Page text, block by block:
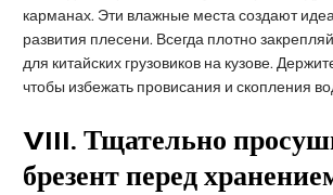
карманах. Эти влажные места создают
развития плесени. Всегда плотно
для китайских грузовиков на кузове.
чтобы избежать провисания и скопления
VIII. Тщательно
брезент перед